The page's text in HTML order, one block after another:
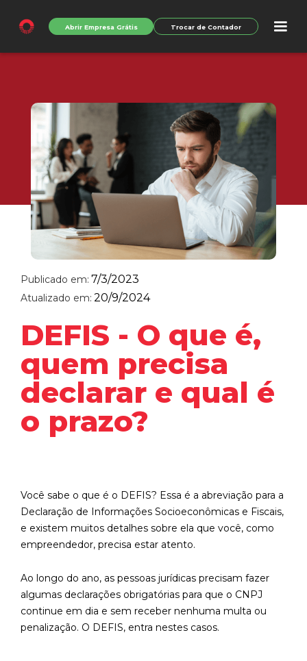
Abrir Empresa Grátis Trocar de Contador
Publicado em: 7/3/2023
Atualizado em: 20/9/2024
DEFIS - O que é,
quem precisa
declarar e qual é
o prazo?
Você sabe o que é o DEFIS? Essa é a abreviação para a
Declaração de Informações Socioeconômicas e Fiscais,
e existem muitos detalhes sobre ela que você, como
empreendedor, precisa estar atento.
Ao longo do ano, as pessoas jurídicas precisam fazer
algumas declarações obrigatórias para que o CNPJ
continue em dia e sem receber nenhuma multa ou
penalização. O DEFIS, entra nestes casos.